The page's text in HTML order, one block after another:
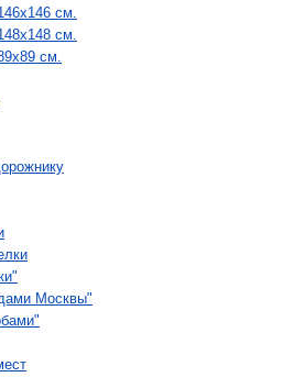
см.
см.
см.
Москвы"